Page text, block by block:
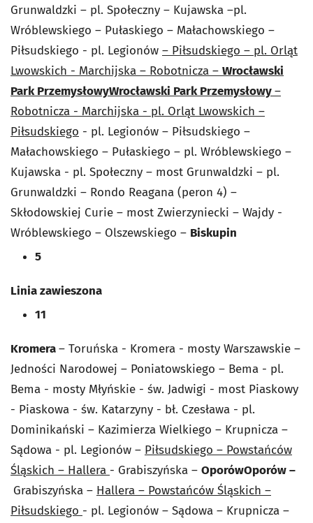
Grunwaldzki – pl. Społeczny – Kujawska –pl.
Wróblewskiego – Pułaskiego – Małachowskiego –
Piłsudskiego - pl. Legionów – Piłsudskiego – pl. Orląt
Lwowskich - Marchijska – Robotnicza – Wrocławski
Park PrzemysłowyWrocławski Park Przemysłowy–
Robotnicza - Marchijska - pl. Orląt Lwowskich –
Piłsudskiego - pl. Legionów – Piłsudskiego –
Małachowskiego – Pułaskiego – pl. Wróblewskiego –
Kujawska - pl. Społeczny – most Grunwaldzki – pl.
Grunwaldzki – Rondo Reagana (peron 4) –
Skłodowskiej Curie – most Zwierzyniecki – Wajdy -
Wróblewskiego – Olszewskiego – Biskupin
5
Linia zawieszona
11
Kromera– Toruńska - Kromera - mosty Warszawskie –
Jedności Narodowej – Poniatowskiego – Bema - pl.
Bema - mosty Młyńskie - św. Jadwigi - most Piaskowy
- Piaskowa - św. Katarzyny - bł. Czesława - pl.
Dominikański – Kazimierza Wielkiego – Krupnicza –
Sądowa - pl. Legionów – Piłsudskiego – Powstańców
Śląskich – Hallera - Grabiszyńska – OporówOporów –
Grabiszyńska – Hallera – Powstańców Śląskich –
Piłsudskiego - pl. Legionów – Sądowa – Krupnicza –